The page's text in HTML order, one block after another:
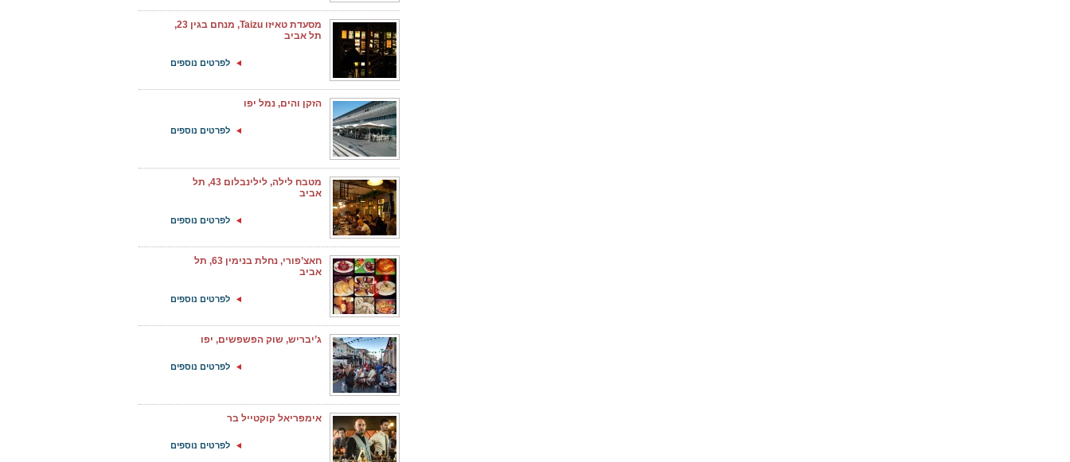
מסעדת טאיזו Taizu, מנחם בגין 23,
תל אביב
לפרטים נוספים
הזקן והים, נמל יפו
לפרטים נוספים
מטבח לילה, לילינבלום 43, תל
אביב
לפרטים נוספים
חאצ’פורי, נחלת בנימין 63, תל
אביב
לפרטים נוספים
ג’יבריש, שוק הפשפשים, יפו
לפרטים נוספים
אימפריאל קוקטייל בר
לפרטים נוספים